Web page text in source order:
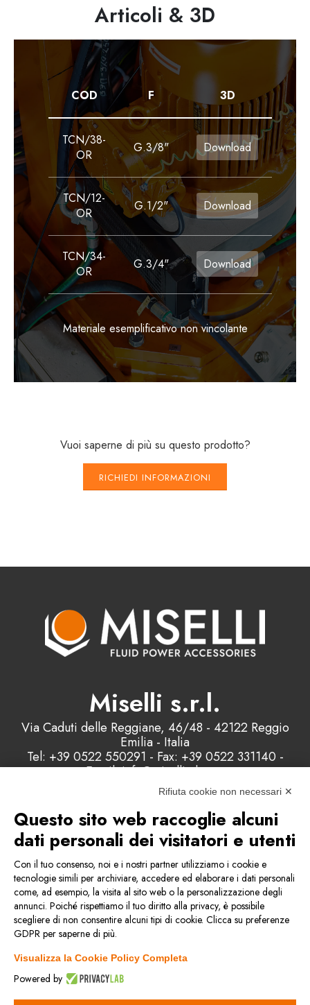
Articoli & 3D
COD F 3D
TCN/38-
OR
G.3/8" Download
TCN/12-
OR
G.1/2" Download
TCN/34-
OR
G.3/4" Download
Materiale esemplificativo non vincolante
Vuoi saperne di più su questo prodotto?
RICHIEDI INFORMAZIONI
Miselli s.r.l.
Via Caduti delle Reggiane, 46/48 - 42122 Reggio
Emilia - Italia
Tel: +39 0522 550291 - Fax: +39 0522 331140 -
Email: info@misellisrl.com
P.IVA e C.F. : 00178200358 - Capitale Sociale:
98.000 euro
Contattaci
Condizioni generali di vendita
Privacy & Cookie Policy
Politica della qualità
Rifiuta cookie non necessari ✕
Questo sito web raccoglie alcuni
dati personali dei visitatori e utenti
Con il tuo consenso, noi e i nostri partner utilizziamo i cookie e
tecnologie simili per archiviare, accedere ed elaborare i dati personali
come, ad esempio, la visita al sito web o la personalizzazione degli
annunci. Poiché rispettiamo il tuo diritto alla privacy, è possibile
scegliere di non consentire alcuni tipi di cookie. Clicca su preferenze
GDPR per saperne di più.
Visualizza la Cookie Policy Completa
Powered by